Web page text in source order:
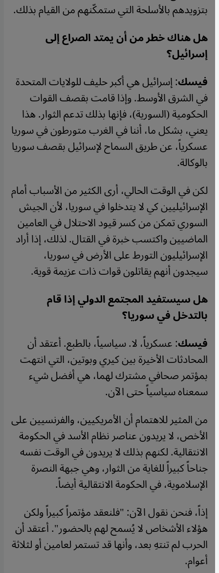
بتزويدهم بالأسلحة التي ستمكّنهم من القيام بذلك.
هل هناك خطر من أن يمتد الصراع إلى
إسرائيل؟
فيسك: إسرائيل هي أكبر حليف للولايات المتحدة
في الشرق الأوسط. وإذا قامت بقصف القوات
الحكومية (السورية)، فإنها بذلك تدعم الثوار. هذا
يعني، بشكل ما، أننا في الغرب متورطون في سوريا
عسكرياً، عن طريق السماح لإسرائيل بقصف سوريا
بالوكالة.
لكن في الوقت الحالي، أرى الكثير من الأسباب أمام
الإسرائيليين كي لا يتدخلوا في سوريا، لأن الجيش
السوري تمكن من كسر قيود الاحتلال في العامين
الماضيين واكتسب خبرة في القتال. لذلك، إذا أراد
الإسرائيليون التورط على الأرض في سوريا،
سيجدون أنهم يقاتلون قوات ذات عزيمة قوية.
هل سيستفيد المجتمع الدولي إذا قام
بالتدخل في سوريا؟
فيسك: عسكرياً، لا. سياسياً، بالطبع. أعتقد أن
المحادثات الأخيرة بين كيري وبوتين، التي انتهت
بمؤتمر صحافي مشترك لهما، هي أفضل شيء
سمعناه سياسياً حتى الآن.
من المثير للاهتمام أن الأمريكيين، والفرنسيين على
الأخص، لا يريدون عناصر نظام الأسد في الحكومة
الانتقالية. لكنهم بذلك لا يريدون في الوقت نفسه
جناحاً كبيراً للغاية من الثوار، وهي جبهة النصرة
الإسلاموية، في الحكومة الانتقالية أيضاً.
إذاً، فنحن نقول الآن: "فلنعقد مؤتمراً كبيراً ولكن
هؤلاء الأشخاص لا يُسمح لهم بالحضور". أعتقد أن
الحرب لم تنتهِ بعد، وأنها قد تستمر لعامين أو لثلاثة
أعوام.